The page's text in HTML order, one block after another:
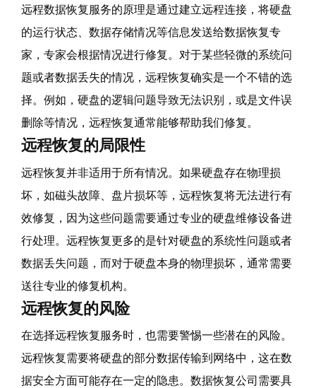
远程数据恢复服务的原理是通过建立远程连接，将硬盘
的运行状态、数据存储情况等信息发送给数据恢复专
家，专家会根据情况进行修复。对于某些轻微的系统问
题或者数据丢失的情况，远程恢复确实是一个不错的选
择。例如，硬盘的逻辑问题导致无法识别，或是文件误
删除等情况，远程恢复通常能够帮助我们修复。
远程恢复的局限性
远程恢复并非适用于所有情况。如果硬盘存在物理损
坏，如磁头故障、盘片损坏等，远程恢复将无法进行有
效修复，因为这些问题需要通过专业的硬盘维修设备进
行处理。远程恢复更多的是针对硬盘的系统性问题或者
数据丢失问题，而对于硬盘本身的物理损坏，通常需要
送往专业的修复机构。
远程恢复的风险
在选择远程恢复服务时，也需要警惕一些潜在的风险。
远程恢复需要将硬盘的部分数据传输到网络中，这在数
据安全方面可能存在一定的隐患。数据恢复公司需要具